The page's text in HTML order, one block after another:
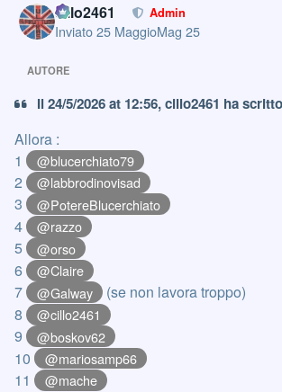
cillo2461 Admin
Inviato25 MaggioMag 25
AUTORE
Il 24/5/2026 at 12:56, cillo2461 ha
Allora :
1
@blucerchiato79
2 @labbrodinovisad
3 @PotereBlucerchiato
4 @razzo
5 @orso
6 @Claire
7 @Galway
(se non lavora troppo)
8
@cillo2461
9 @boskov62
10 @mariosamp66
11 @mache